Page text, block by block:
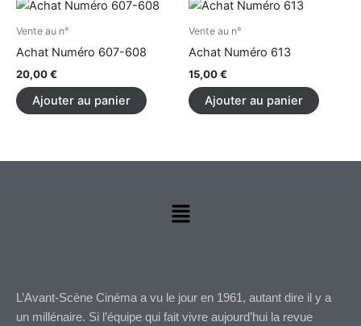
Vente au n°
Achat Numéro 607-608
20,00€
Ajouter au panier
Vente au n°
Achat Numéro 613
15,00€
Ajouter au panier
Menu
L’Avant-Scène Cinéma a vu le jour en 1961, autant dire il y a
un millénaire. Si l’équipe qui fait vivre aujourd’hui la revue